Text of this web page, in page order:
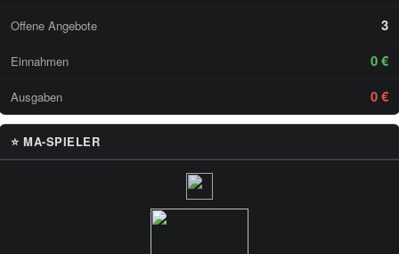
Offene Angebote 3
Einnahmen 0 €
Ausgaben 0 €
⭐ MA-SPIELER